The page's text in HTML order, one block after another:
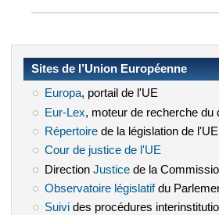
Sites de l’Union Européenne
Europa(le lien est externe)
, portail de l'UE
Eur-Lex (le lien est externe)
, moteur de recherche du
Répertoire(le lien est externe)
de la législation de
Cour de justice de l'UE
Direction Justice(le lien est externe)
de la
Observatoire législatif(le lien est
du
Suivi(le lien est externe)
des procédures